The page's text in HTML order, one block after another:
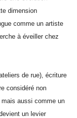
dimension
comme un artiste
à éveiller chez
de rue), écriture
considéré non
aussi comme un
un levier